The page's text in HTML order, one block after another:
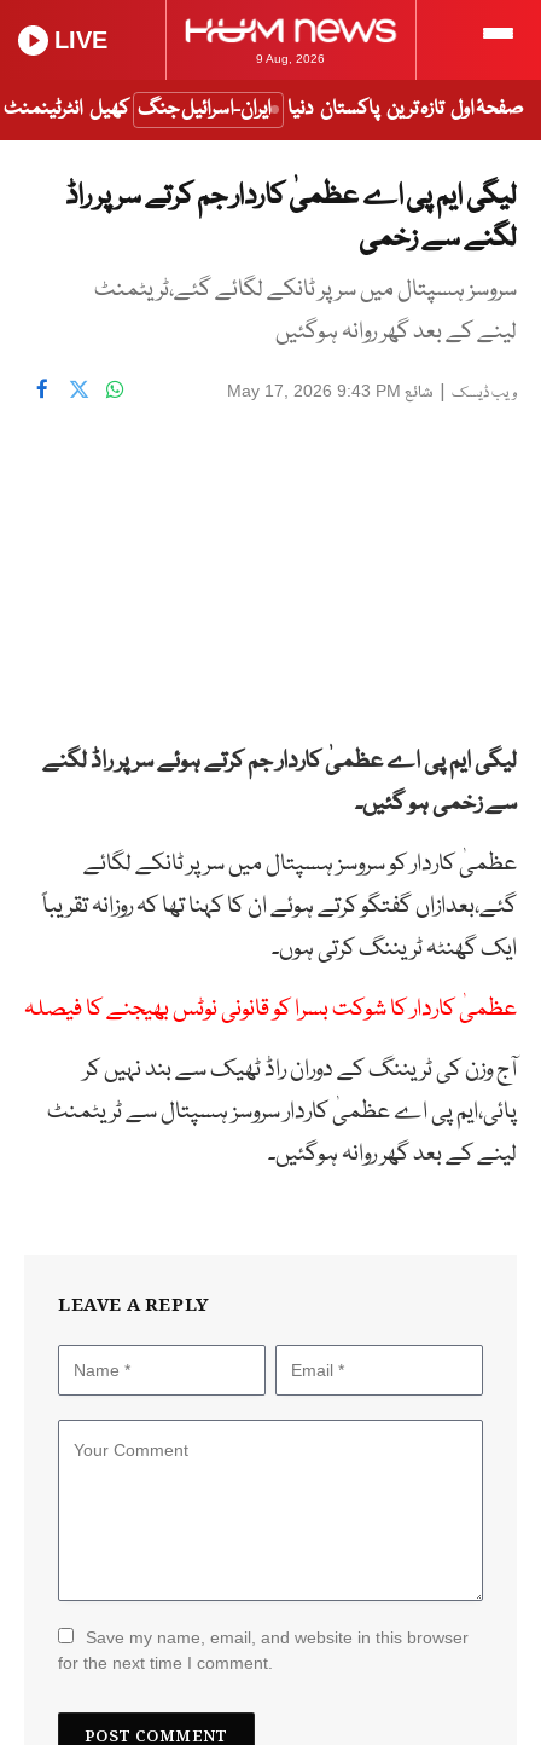
9 Aug, 2026
LIVE
صفحۂ اول تازہ ترین پاکستان دنیا ایران-اسرائیل جنگ کھیل انٹرٹینمنٹ
لیگی ایم پی اے عظمیٰ کاردار جم کرتے سر پر راڈ
لگنے سے زخمی
سروسز ہسپتال میں سر پر ٹانکے لگائے گئے،ٹریٹمنٹ
لینے کے بعد گھر روانہ ہوگئیں
ویب ڈیسک | شائع May 17, 2026 9:43 PM
لیگی ایم پی اے عظمیٰ کاردار جم کرتے ہوئے سر پر راڈ لگنے
سے زخمی ہو گئیں۔
عظمیٰ کاردار کو سروسز ہسپتال میں سر پر ٹانکے لگائے
گئے،بعدازاں گفتگو کرتے ہوئے ان کا کہنا تھا کہ روزانہ تقریباً
ایک گھنٹہ ٹریننگ کرتی ہوں۔
عظمیٰ کاردار کا شوکت بسرا کو قانونی نوٹس بھیجنے کا فیصلہ
آج وزن کی ٹریننگ کے دوران راڈ ٹھیک سے بند نہیں کر
پائی،ایم پی اے عظمیٰ کاردار سروسز ہسپتال سے ٹریٹمنٹ
لینے کے بعد گھر روانہ ہوگئیں۔
LEAVE A REPLY
Save my name, email, and website in this browser
for the next time I comment.